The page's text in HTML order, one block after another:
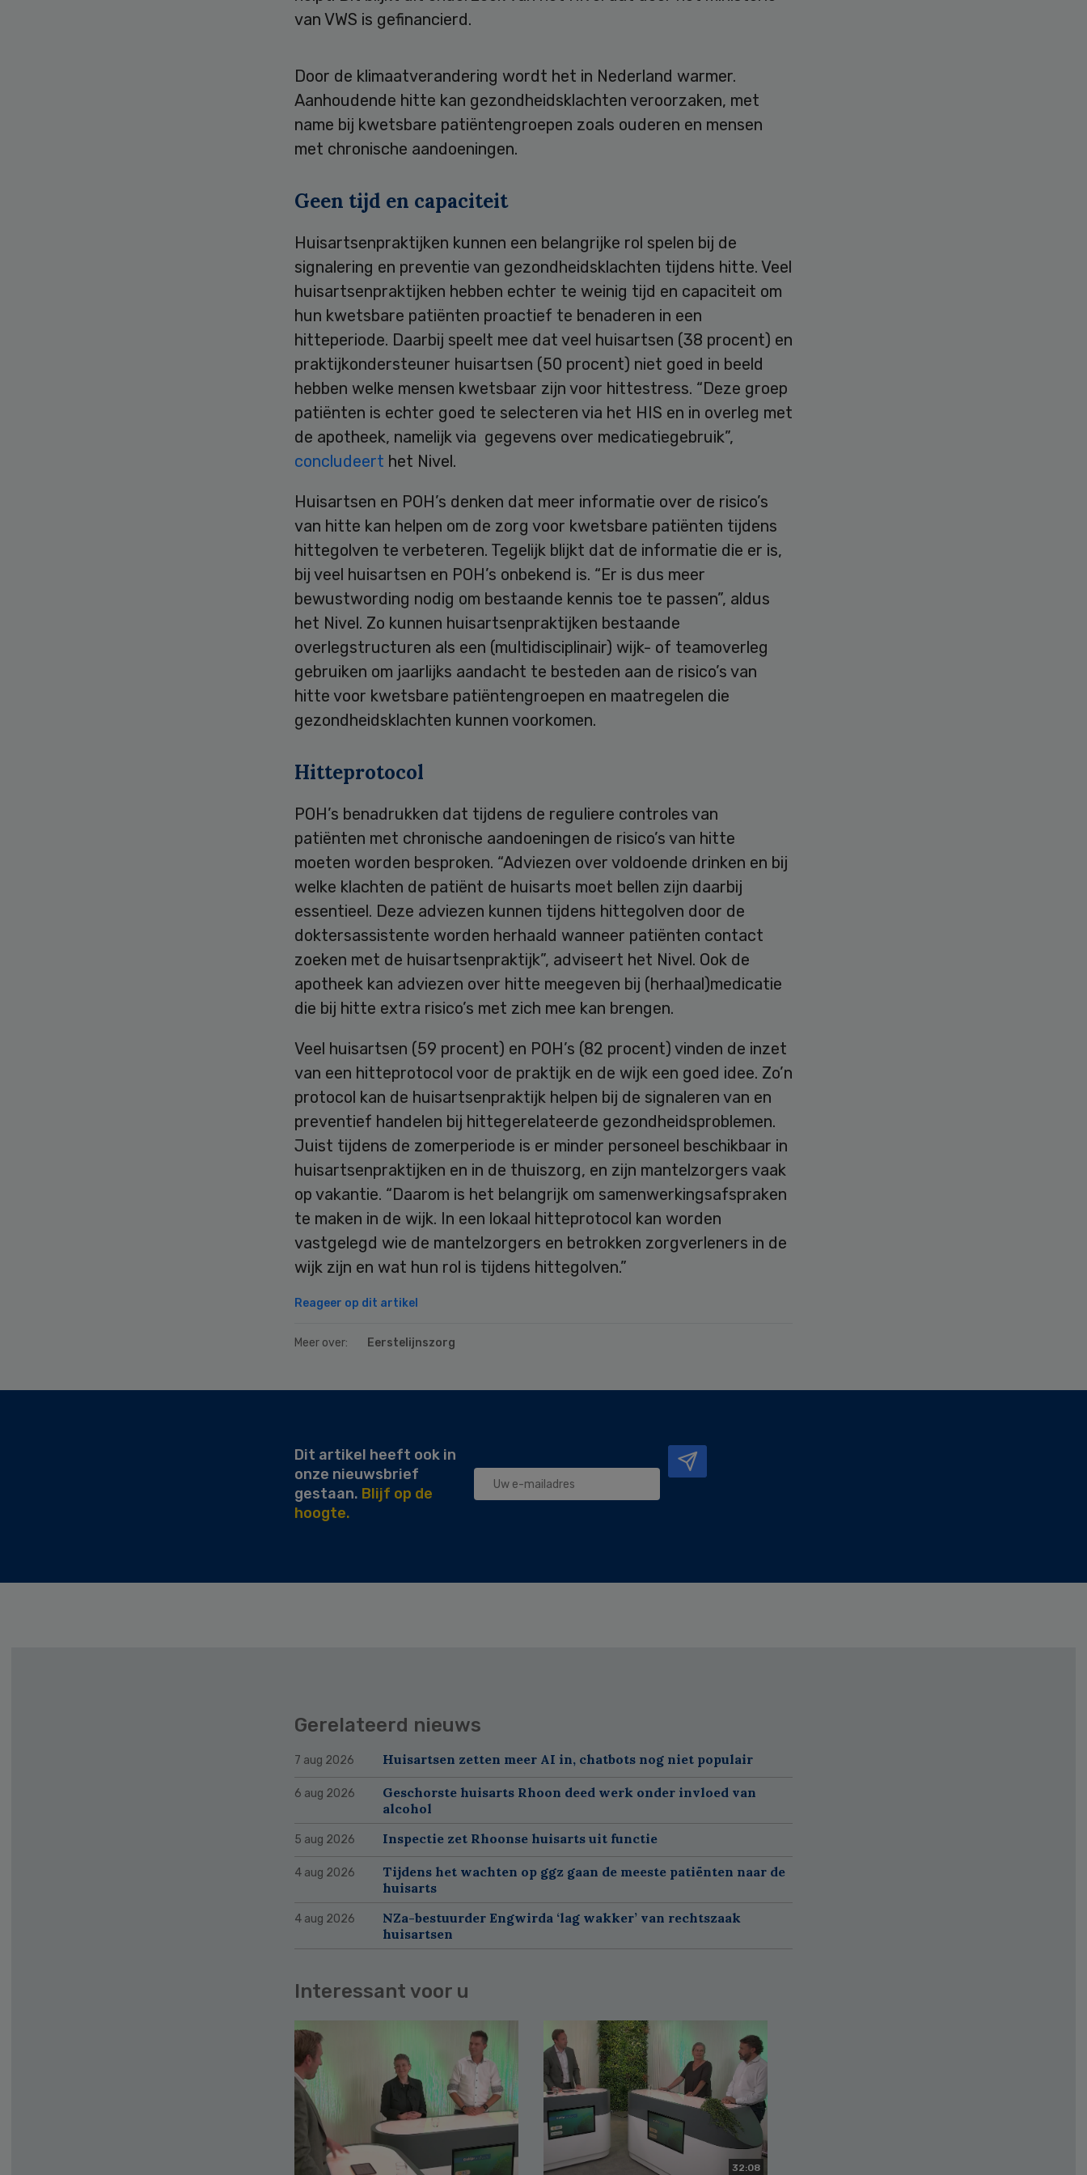
van VWS is gefinancierd.
Door de klimaatverandering wordt het in Nederland warmer.
Aanhoudende hitte kan gezondheidsklachten veroorzaken, met
name bij kwetsbare patiëntengroepen zoals ouderen en mensen
met chronische aandoeningen.
Geen tijd en capaciteit
Huisartsenpraktijken kunnen een belangrijke rol spelen bij de
signalering en preventie van gezondheidsklachten tijdens hitte. Veel
huisartsenpraktijken hebben echter te weinig tijd en capaciteit om
hun kwetsbare patiënten proactief te benaderen in een
hitteperiode. Daarbij speelt mee dat veel huisartsen (38 procent) en
praktijkondersteuner huisartsen (50 procent) niet goed in beeld
hebben welke mensen kwetsbaar zijn voor hittestress. “Deze groep
patiënten is echter goed te selecteren via het HIS en in overleg met
de apotheek, namelijk via gegevens over medicatiegebruik”,
concludeert het Nivel.
Huisartsen en POH’s denken dat meer informatie over de risico’s
van hitte kan helpen om de zorg voor kwetsbare patiënten tijdens
hittegolven te verbeteren. Tegelijk blijkt dat de informatie die er is,
bij veel huisartsen en POH’s onbekend is. “Er is dus meer
bewustwording nodig om bestaande kennis toe te passen”, aldus
het Nivel. Zo kunnen huisartsenpraktijken bestaande
overlegstructuren als een (multidisciplinair) wijk- of teamoverleg
gebruiken om jaarlijks aandacht te besteden aan de risico’s van
hitte voor kwetsbare patiëntengroepen en maatregelen die
gezondheidsklachten kunnen voorkomen.
Hitteprotocol
POH’s benadrukken dat tijdens de reguliere controles van
patiënten met chronische aandoeningen de risico’s van hitte
moeten worden besproken. “Adviezen over voldoende drinken en bij
welke klachten de patiënt de huisarts moet bellen zijn daarbij
essentieel. Deze adviezen kunnen tijdens hittegolven door de
doktersassistente worden herhaald wanneer patiënten contact
zoeken met de huisartsenpraktijk”, adviseert het Nivel. Ook de
apotheek kan adviezen over hitte meegeven bij (herhaal)medicatie
die bij hitte extra risico’s met zich mee kan brengen.
Veel huisartsen (59 procent) en POH’s (82 procent) vinden de inzet
van een hitteprotocol voor de praktijk en de wijk een goed idee. Zo’n
protocol kan de huisartsenpraktijk helpen bij de signaleren van en
preventief handelen bij hittegerelateerde gezondheidsproblemen.
Juist tijdens de zomerperiode is er minder personeel beschikbaar in
huisartsenpraktijken en in de thuiszorg, en zijn mantelzorgers vaak
op vakantie. “Daarom is het belangrijk om samenwerkingsafspraken
te maken in de wijk. In een lokaal hitteprotocol kan worden
vastgelegd wie de mantelzorgers en betrokken zorgverleners in de
wijk zijn en wat hun rol is tijdens hittegolven.”
Reageer op dit artikel
Meer over: Eerstelijnszorg
Dit artikel heeft ook in
onze nieuwsbrief
gestaan. Blijf op de
hoogte.
Gerelateerd nieuws
7 aug 2026 Huisartsen zetten meer AI in, chatbots nog niet populair
6 aug 2026
Geschorste huisarts Rhoon deed werk onder invloed van
alcohol
5 aug 2026 Inspectie zet Rhoonse huisarts uit functie
4 aug 2026
Tijdens het wachten op ggz gaan de meeste patiënten naar de
huisarts
4 aug 2026
NZa-bestuurder Engwirda ‘lag wakker’ van rechtszaak
huisartsen
Interessant voor u
32:08